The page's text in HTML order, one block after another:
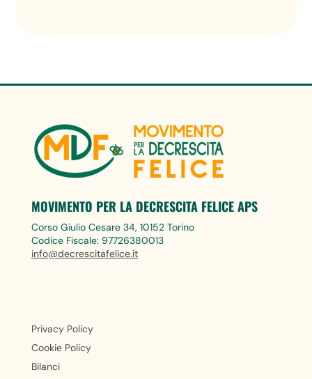
MOVIMENTO PER LA DECRESCITA FELICE APS
Corso Giulio Cesare 34, 10152 Torino
Codice Fiscale: 97726380013
info@decrescitafelice.it
Privacy Policy
Cookie Policy
Bilanci